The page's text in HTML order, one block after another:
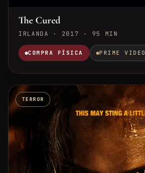
The Cured
IRLANDA · 2017 · 95 MIN
COMPRA FÍSICA PRIME VIDEO
TERROR